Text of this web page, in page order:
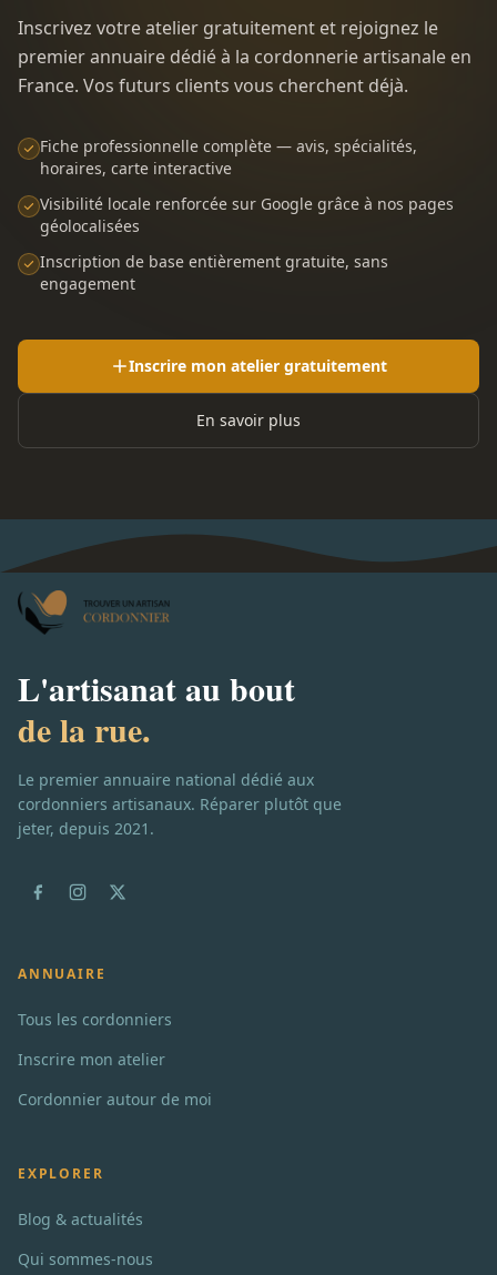
Inscrivez votre atelier gratuitement et rejoignez le
premier annuaire dédié à la cordonnerie artisanale en
France. Vos futurs clients vous cherchent déjà.
Fiche professionnelle complète — avis, spécialités,
horaires, carte interactive
Visibilité locale renforcée sur Google grâce à nos pages
géolocalisées
Inscription de base entièrement gratuite, sans
engagement
Inscrire mon atelier gratuitement
En savoir plus
L'artisanat au bout
de la rue.
Le premier annuaire national dédié aux
cordonniers artisanaux. Réparer plutôt que
jeter, depuis 2021.
ANNUAIRE
Tous les cordonniers
Inscrire mon atelier
Cordonnier autour de moi
EXPLORER
Blog & actualités
Qui sommes-nous